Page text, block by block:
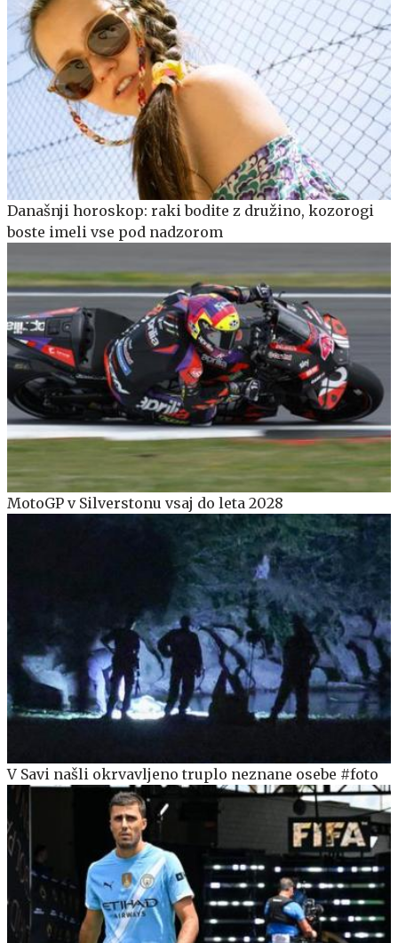
Današnji horoskop: raki bodite z družino, kozorogi
boste imeli vse pod nadzorom
MotoGP v Silverstonu vsaj do leta 2028
V Savi našli okrvavljeno truplo neznane osebe #foto